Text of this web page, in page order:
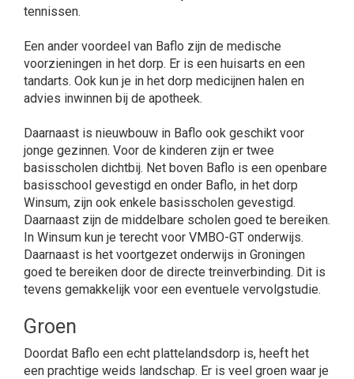
tennissen.
Een ander voordeel van Baflo zijn de medische
voorzieningen in het dorp. Er is een huisarts en een
tandarts. Ook kun je in het dorp medicijnen halen en
advies inwinnen bij de apotheek.
Daarnaast is nieuwbouw in Baflo ook geschikt voor
jonge gezinnen. Voor de kinderen zijn er twee
basisscholen dichtbij. Net boven Baflo is een openbare
basisschool gevestigd en onder Baflo, in het dorp
Winsum, zijn ook enkele basisscholen gevestigd.
Daarnaast zijn de middelbare scholen goed te bereiken.
In Winsum kun je terecht voor VMBO-GT onderwijs.
Daarnaast is het voortgezet onderwijs in Groningen
goed te bereiken door de directe treinverbinding. Dit is
tevens gemakkelijk voor een eventuele vervolgstudie.
Groen
Doordat Baflo een echt plattelandsdorp is, heeft het
een prachtige weids landschap. Er is veel groen waar je